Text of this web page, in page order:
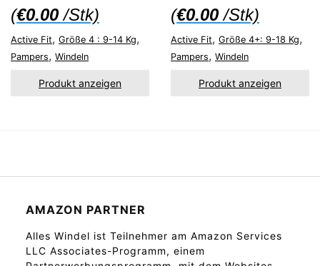
(€0.00 /Stk)
Active Fit, Größe 4 : 9-14 Kg,
Pampers, Windeln
Produkt anzeigen
(€0.00 /Stk)
Active Fit, Größe 4+: 9-18 Kg,
Pampers, Windeln
Produkt anzeigen
AMAZON PARTNER
Alles Windel ist Teilnehmer am Amazon Services
LLC Associates-Programm, einem